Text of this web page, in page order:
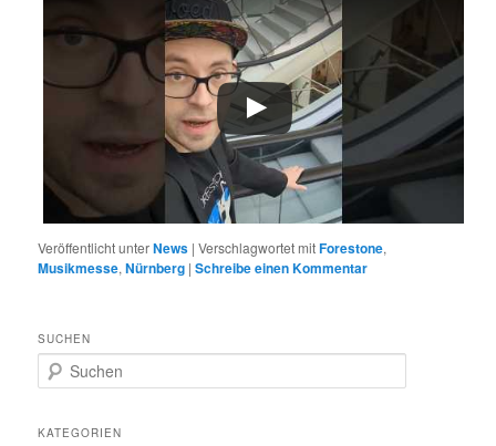
Veröffentlicht unterNews |Verschlagwortet mitForestone,
Musikmesse,Nürnberg |Schreibe einen Kommentar
SUCHEN
u
h
KATEGORIEN